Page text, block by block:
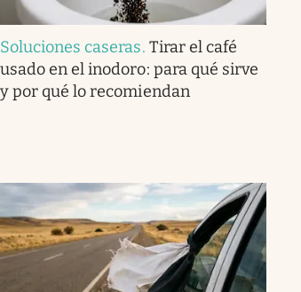
Soluciones caseras. Tirar el café
usado en el inodoro: para qué sirve
y por qué lo recomiendan